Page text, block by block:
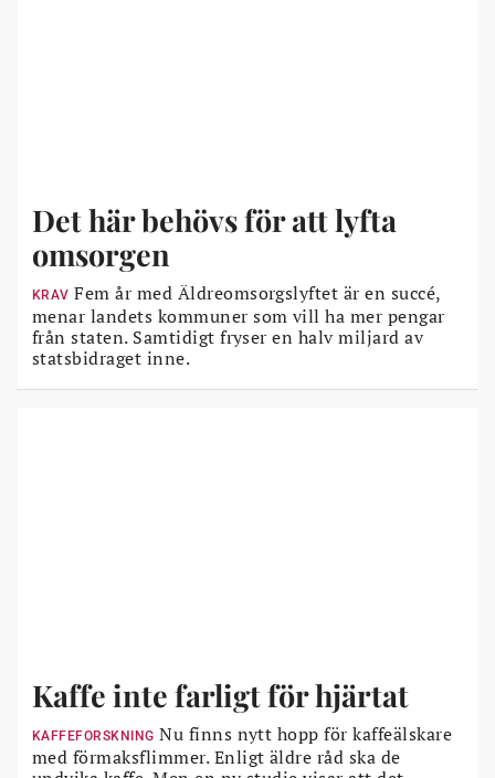
Det här behövs för att lyfta
omsorgen
KRAV Fem år med Äldreomsorgslyftet är en succé,
menar landets kommuner som vill ha mer pengar
från staten. Samtidigt fryser en halv miljard av
statsbidraget inne.
Kaffe inte farligt för hjärtat
KAFFEFORSKNING Nu finns nytt hopp för kaffeälskare
med förmaksflimmer. Enligt äldre råd ska de